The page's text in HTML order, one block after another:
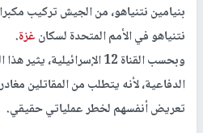
بنيامين نتنياهو، من الجيش تركيب
نتنياهو في الأمم المتحدة لسكانغزة.
وبحسب القناة 12
الدفاعية، لأنه يتطلب من المقاتلين
تعريض أنفسهم لخطر عملياتي حقيقي.